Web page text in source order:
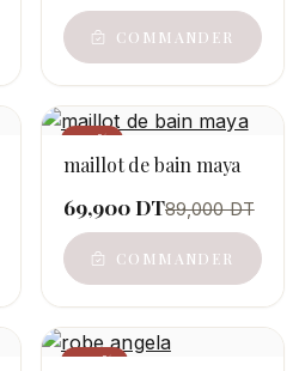
COMMANDER
−21%
maillot de bain maya
69,900 DT89,000 DT
COMMANDER
−40%